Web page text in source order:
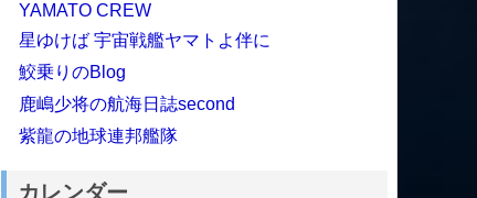
YAMATO CREW
星ゆけば 宇宙戦艦ヤマトよ伴に
鮫乗りのBlog
鹿嶋少将の航海日誌second
紫龍の地球連邦艦隊
カレンダー